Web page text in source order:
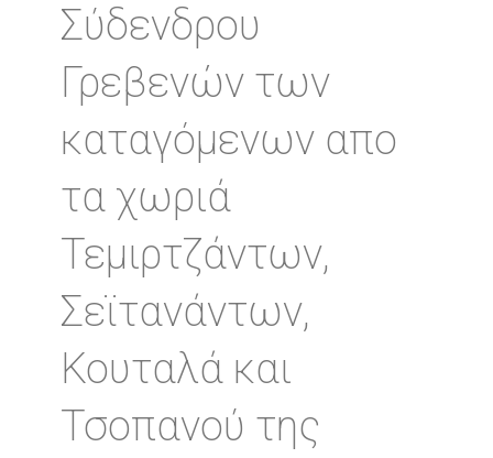
Σύδενδρου
Γρεβενών των
καταγόμενων απο
τα χωριά
Τεμιρτζάντων,
Σεϊτανάντων,
Κουταλά και
Τσοπανού της